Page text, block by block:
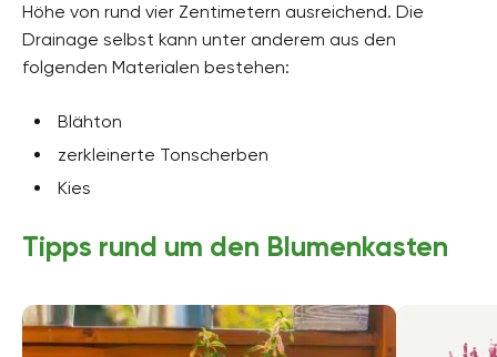
Höhe von rund vier Zentimetern ausreichend. Die
Drainage selbst kann unter anderem aus den
folgenden Materialen bestehen:
Blähton
zerkleinerte Tonscherben
Kies
Tipps rund um den Blumenkasten